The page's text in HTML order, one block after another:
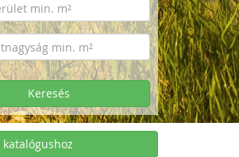
Keresés
katalógushoz